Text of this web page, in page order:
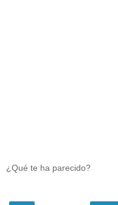
¿Qué te ha parecido?